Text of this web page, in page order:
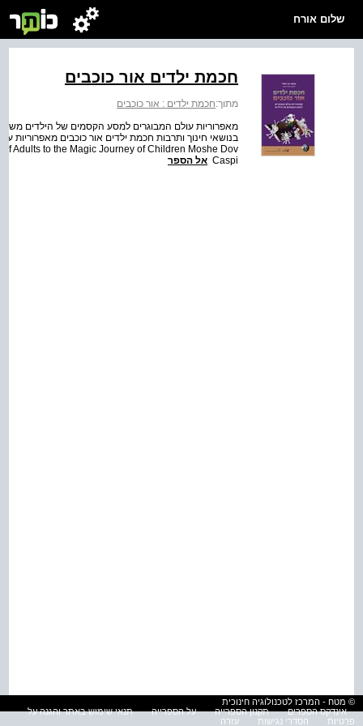
שלום אורח
חכמת ילדים אור כוכבים
מתוך:חכמת ילדים : אור כוכבים
בנושאי חינוך ותרבות חכמת ילדים אור כוכבים
Adults to the Magic Journey of Children Moshe Dov
Caspi אל הספר
© מטח - המרכז לטכנולוגיה חינוכית
אינדקס הספרים
תקנון הספרייה על הספרייה
תנאי שימוש באתר והגנה על
פרטיות
הסדרי נגישות עזרה